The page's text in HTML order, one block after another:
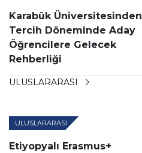
Karabük Üniversitesinden
Tercih Döneminde Aday
Öğrencilere Gelecek
Rehberliği
ULUSLARARASI
ULUSLARARASI
Etiyopyalı Erasmus+